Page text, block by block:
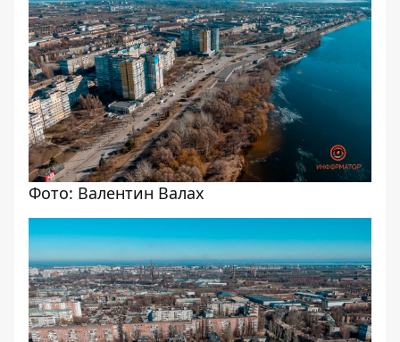
Фото: Валентин Валах